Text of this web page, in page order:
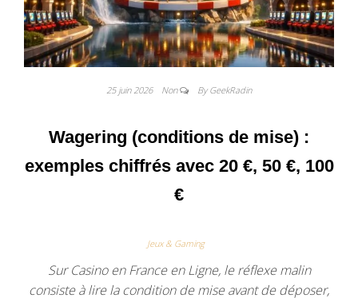
25 juin 2026 Non By GeekRadin
Wagering (conditions de mise) :
exemples chiffrés avec 20 €, 50 €, 100
€
Jeux & Gaming
Sur Casino en France en Ligne, le réflexe malin
consiste à lire la condition de mise avant de déposer,